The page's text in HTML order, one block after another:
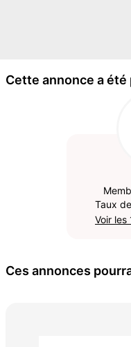
Cette annonce a été
Taux
Voir les
Ces annonces